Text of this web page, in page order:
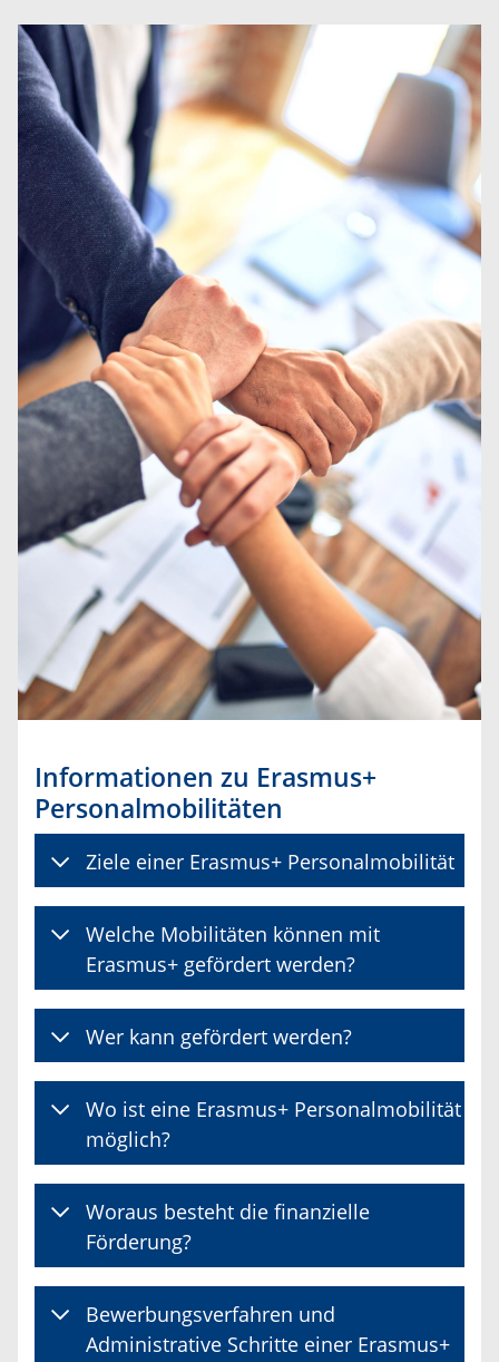
Informationen zu Erasmus+
Personalmobilitäten
Ziele einer Erasmus+ Personalmobilität
Welche Mobilitäten können mit
Erasmus+ gefördert werden?
Wer kann gefördert werden?
Wo ist eine Erasmus+ Personalmobilität
möglich?
Woraus besteht die finanzielle
Förderung?
Bewerbungsverfahren und
Administrative Schritte einer Erasmus+